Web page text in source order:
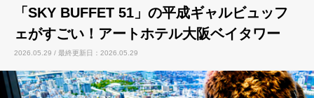
「SKY BUFFET 51」の平成ギャルビュッフ
ェがすごい！アートホテル大阪ベイタワー
2026.05.29 / 最終更新日：2026.05.29